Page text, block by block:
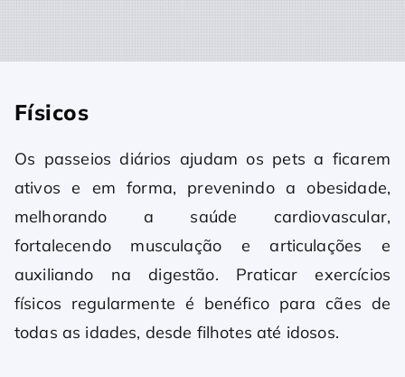
Físicos
Os passeios diários ajudam os pets a ficarem
ativos e em forma, prevenindo a obesidade,
melhorando a saúde cardiovascular,
fortalecendo musculação e articulações e
auxiliando na digestão. Praticar exercícios
físicos regularmente é benéfico para cães de
todas as idades, desde filhotes até idosos.